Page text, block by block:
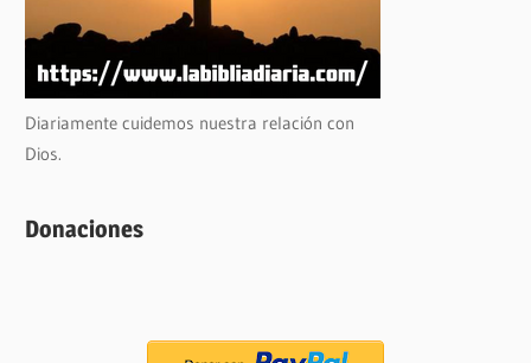
Diariamente cuidemos nuestra relación con
Dios.
Donaciones